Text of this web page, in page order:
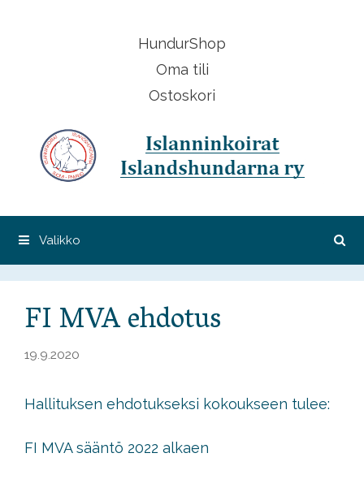
HundurShop
Oma tili
Ostoskori
Valikko
FI MVA ehdotus
19.9.2020
Hallituksen ehdotukseksi kokoukseen tulee:
FI MVA sääntö 2022 alkaen